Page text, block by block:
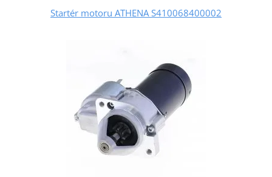
Startér motoru ATHENA S410068400002